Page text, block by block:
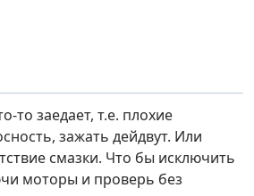
то заедает, т.е. плохие
зажать дейдвут. Или
смазки. Что бы исключить
моторы и проверь без